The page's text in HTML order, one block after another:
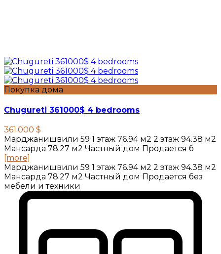
Покупка дома
Chugureti 361000$ 4 bedrooms
361.000 $
Марджанишвили 59 1 этаж 76.94 м2 2 этаж 94.38 м2
Мансарда 78.27 м2 Частный дом Продается б
[more]
Марджанишвили 59 1 этаж 76.94 м2 2 этаж 94.38 м2
Мансарда 78.27 м2 Частный дом Продается без
мебели и техники